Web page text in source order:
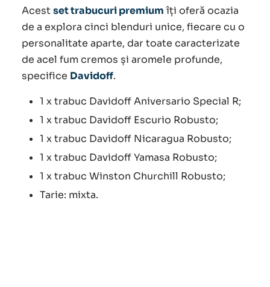
Acestset trabucuri premiumîți oferă ocazia
de a explora cinci blenduri unice, fiecare cu o
personalitate aparte, dar toate caracterizate
de acel fum cremos și aromele profunde,
specifice Davidoff.
1 x trabuc Davidoff Aniversario Special R;
1 x trabuc Davidoff Escurio Robusto;
1 x trabuc Davidoff Nicaragua Robusto;
1 x trabuc Davidoff Yamasa Robusto;
1 x trabuc Winston Churchill Robusto;
Tarie: mixta.